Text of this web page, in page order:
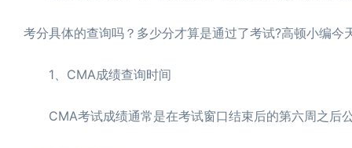
考分具体的查询吗？多少分才算是通过了考试?高顿小编今
1、CMA成绩查询时间
CMA考试成绩通常是在考试窗口结束后的第六周之后